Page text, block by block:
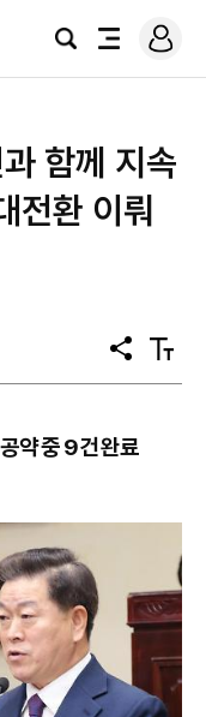
검
전
로
그
함께 지속
전환 이뤄
공
유
텍
스
약 중 9건 완료